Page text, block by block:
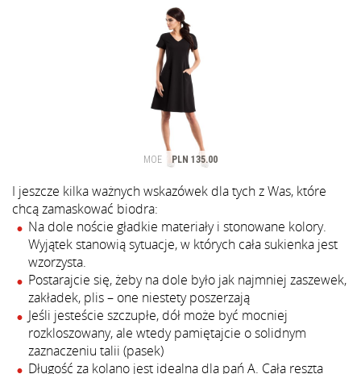
I jeszcze kilka ważnych wskazówek dla tych z Was, które
chcą zamaskować biodra:
Na dole noście gładkie materiały i stonowane kolory.
Wyjątek stanowią sytuacje, w których cała sukienka jest
wzorzysta.
Postarajcie się, żeby na dole było jak najmniej zaszewek,
zakładek, plis – one niestety poszerzają
Jeśli jesteście szczupłe, dół może być mocniej
rozkloszowany, ale wtedy pamiętajcie o solidnym
zaznaczeniu talii (pasek)
Długość za kolano jest idealna dla pań A. Cała reszta